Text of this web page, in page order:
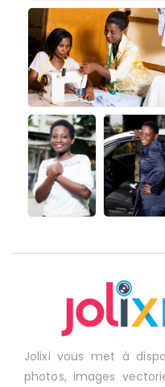
Jolixi vous met à
photos, images